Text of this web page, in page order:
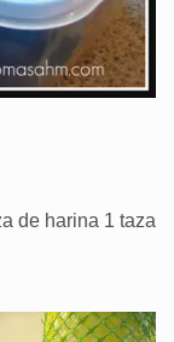
de harina 1 taza